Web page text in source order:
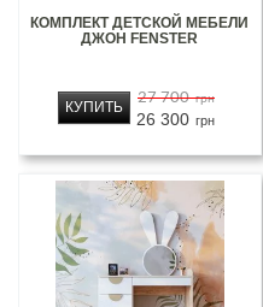
КОМПЛЕКТ ДЕТСКОЙ МЕБЕЛИ
ДЖОН FENSTER
27 700 грн
26 300 грн
КУПИТЬ